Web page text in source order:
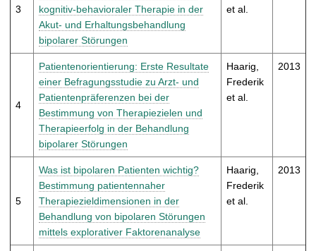
3
kognitiv-behavioraler Therapie in der
Akut- und Erhaltungsbehandlung
bipolarer Störungen
et al.
4
Patientenorientierung: Erste Resultate
einer Befragungsstudie zu Arzt- und
Patientenpräferenzen bei der
Bestimmung von Therapiezielen und
Therapieerfolg in der Behandlung
bipolarer Störungen
Haarig,
Frederik
et al.
2013
5
Was ist bipolaren Patienten wichtig?
Bestimmung patientennaher
Therapiezieldimensionen in der
Behandlung von bipolaren Störungen
mittels explorativer Faktorenanalyse
Haarig,
Frederik
et al.
2013